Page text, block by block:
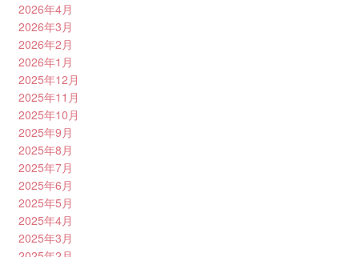
2026年4月
2026年3月
2026年2月
2026年1月
2025年12月
2025年11月
2025年10月
2025年9月
2025年8月
2025年7月
2025年6月
2025年5月
2025年4月
2025年3月